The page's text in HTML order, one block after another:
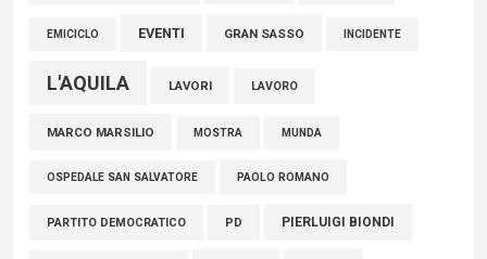
EMICICLO EVENTI GRAN SASSO INCIDENTE
L'AQUILA LAVORI LAVORO
MARCO MARSILIO MOSTRA MUNDA
OSPEDALE SAN SALVATORE PAOLO ROMANO
PARTITO DEMOCRATICO PD PIERLUIGI BIONDI